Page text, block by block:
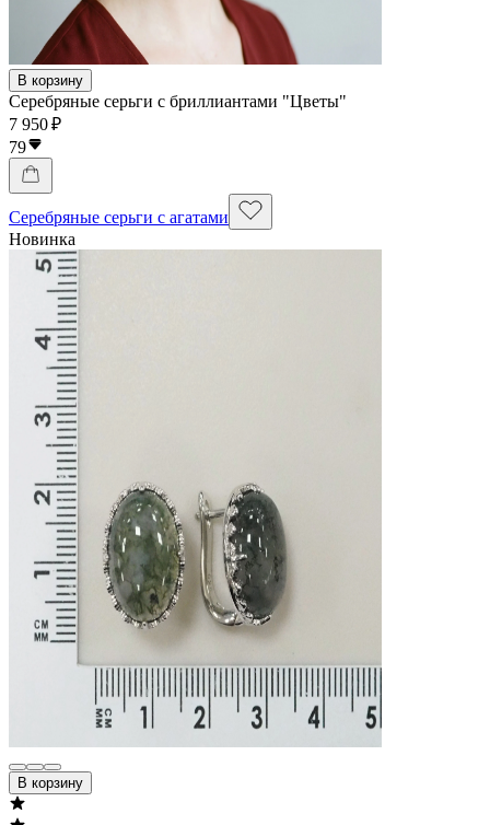
В корзину
Серебряные серьги с бриллиантами "Цветы"
7 950 ₽
79
Серебряные серьги с агатами
Новинка
В корзину